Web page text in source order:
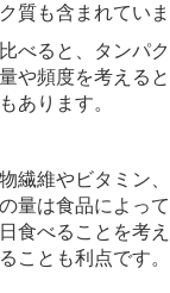
質も含まれていま
べると、タンパ
や頻度を考える
あります。
繊維やビタミン
量は食品によっ
食べることを考
ことも利点です。